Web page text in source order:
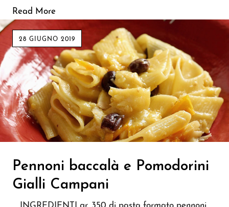
Read More
28 GIUGNO 2019
Pennoni baccalà e Pomodorini
Gialli Campani